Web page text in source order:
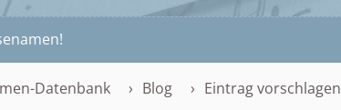
Datenbank Blog Eintrag vorschlagen